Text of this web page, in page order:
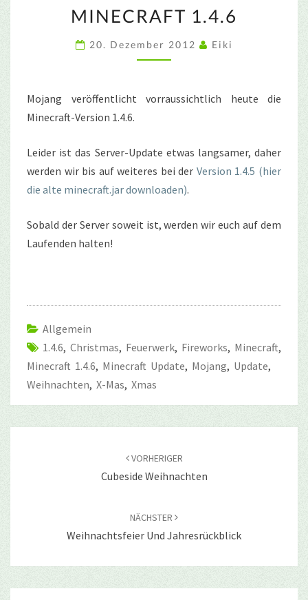
1.4.6
MINECRAFT 1.4.6
20. Dezember 2012 Eiki
Mojang veröffentlicht vorraussichtlich heute die
Minecraft-Version 1.4.6.
Leider ist das Server-Update etwas langsamer, daher
werden wir bis auf weiteres bei der Version 1.4.5 (hier
die alte minecraft.jar downloaden).
Sobald der Server soweit ist, werden wir euch auf dem
Laufenden halten!
Allgemein
1.4.6, Christmas, Feuerwerk, Fireworks, Minecraft,
Minecraft 1.4.6, Minecraft Update, Mojang, Update,
Weihnachten, X-Mas, Xmas
VORHERIGER
Cubeside Weihnachten
NÄCHSTER
Weihnachtsfeier Und Jahresrückblick